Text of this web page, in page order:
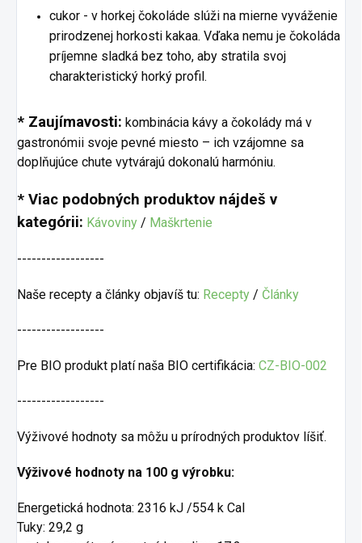
cukor - v horkej čokoláde slúži na mierne vyváženie
prirodzenej horkosti kakaa. Vďaka nemu je čokoláda
príjemne sladká bez toho, aby stratila svoj
charakteristický horký profil.
* Zaujímavosti: kombinácia kávy a čokolády má v
gastronómii svoje pevné miesto – ich vzájomne sa
doplňujúce chute vytvárajú dokonalú harmóniu.
* Viac podobných produktov nájdeš v
kategórii: Kávoviny / Maškrtenie
------------------
Naše recepty a články objavíš tu: Recepty / Články
------------------
Pre BIO produkt platí naša BIO certifikácia: CZ-BIO-002
------------------
Výživové hodnoty sa môžu u prírodných produktov líšiť.
Výživové hodnoty na 100 g výrobku:
Energetická hodnota: 2316 kJ /554 k Cal
Tuky: 29,2 g